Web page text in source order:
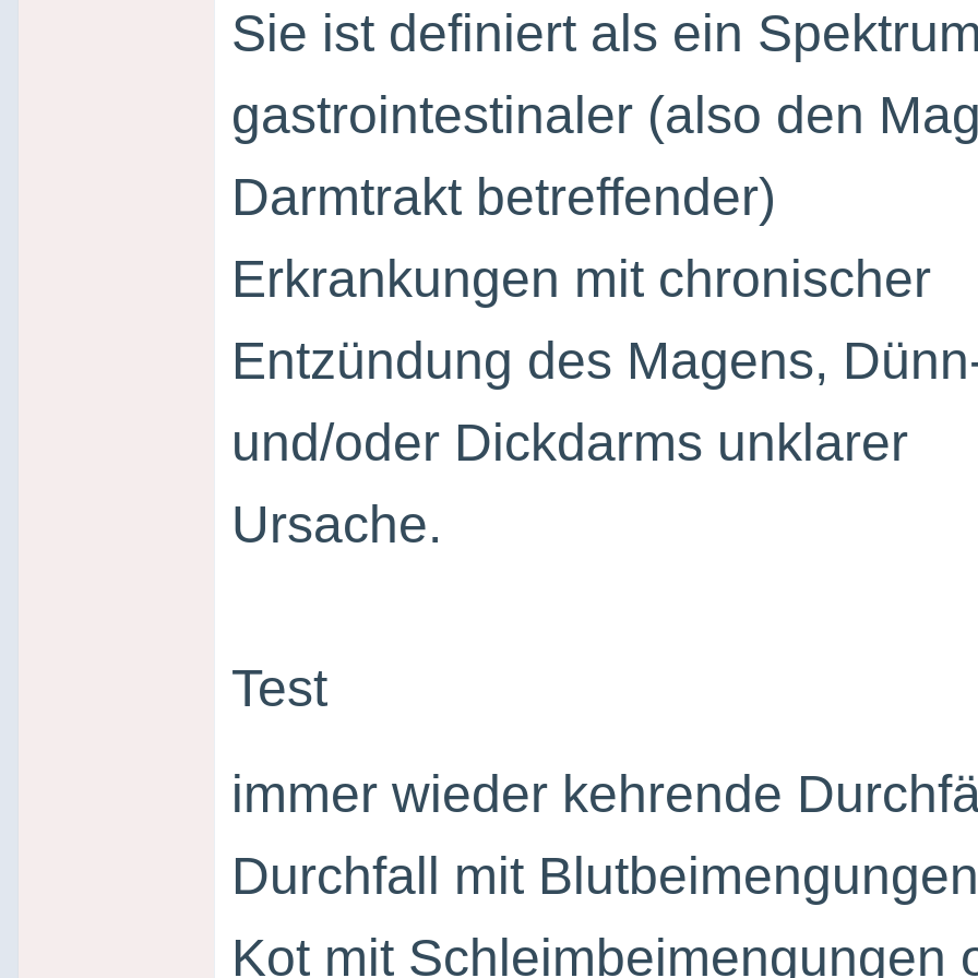
Sie ist definiert als ein Spektrum
gastrointestinaler (also den
Darmtrakt betreffender)
Erkrankungen mit chronischer
Entzündung des Magens,
und/oder Dickdarms unklarer
Ursache.
Test
immer wieder kehrende
Durchfall mit Blutbeimengungen
Kot mit Schleimbeimengungen